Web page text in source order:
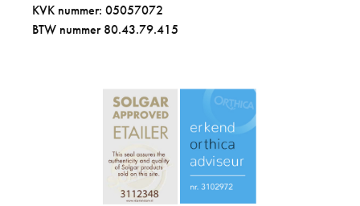
KVK nummer: 05057072
BTW nummer 80.43.79.415